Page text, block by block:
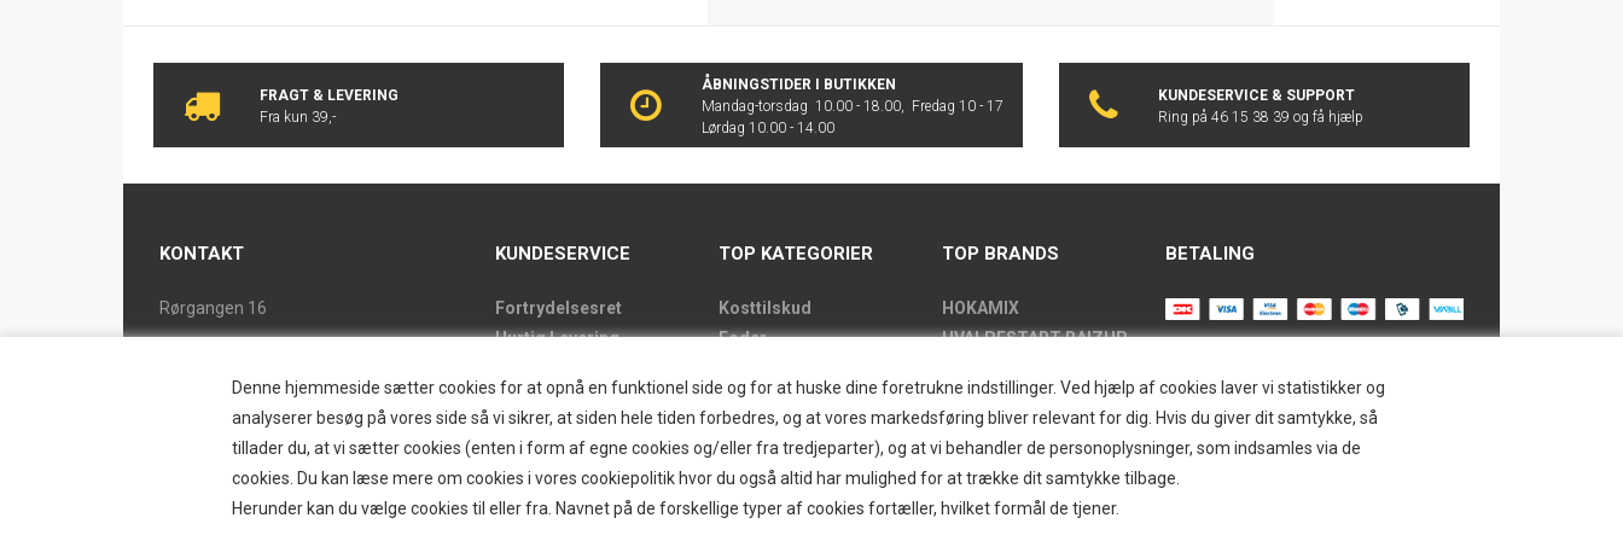
Denne hjemmeside sætter cookies for at opnå en funktionel side og for at huske dine foretrukne indstillinger. Ved hjælp af cookies laver vi statistikker og
analyserer besøg på vores side så vi sikrer, at siden hele tiden forbedres, og at vores markedsføring bliver relevant for dig. Hvis du giver dit samtykke, så
tillader du, at vi sætter cookies (enten i form af egne cookies og/eller fra tredjeparter), og at vi behandler de personoplysninger, som indsamles via de
cookies. Du kan læse mere om cookies i vores cookiepolitik hvor du også altid har mulighed for at trække dit samtykke tilbage.
Herunder kan du vælge cookies til eller fra. Navnet på de forskellige typer af cookies fortæller, hvilket formål de tjener.
FRAGT & LEVERING
Fra kun 39,-
ÅBNINGSTIDER I BUTIKKEN
Mandag-torsdag 10.00 - 18.00, Fredag 10 - 17
Lørdag 10.00 - 14.00
KUNDESERVICE & SUPPORT
Ring på 46 15 38 39 og få hjælp
KONTAKT
Rørgangen 16
Tlf. 46 15 38 39
ostrand@ostrand.dk
CVR: DK 77948228 drives af
SKYESCOT TRADING V/DORTE HOLM
MARTINA
KUNDESERVICE
Fortrydelsesret
Hurtig Levering
Butikkens åbningstider
Returlabel
Kontakt
Østrand/Greendog
Nyheder
TOP KATEGORIER
Kosttilskud
Foder
Udstyr
Pelspleje
Pleje
Hjemmet & Bilen
Brands
TOP BRANDS
HOKAMIX
HVALPESTART RAIZUP
GRAU
STARMARK
VARIOCAGE-MIMSAFE
BETALING
Tilmeld dig vores nyhedsbrev og
modtag eksklusive tilbud og nyheder i
shoppen. Du kan til en hver tid afmelde